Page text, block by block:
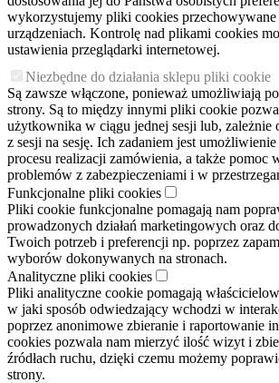
wykorzystujemy pliki cookies przechowywane
urządzeniach. Kontrolę nad plikami cookies
ustawienia przeglądarki internetowej.
Niezbędne do działania sklepu pliki cookie
Są zawsze włączone, ponieważ umożliwiają
strony. Są to między innymi pliki cookie
użytkownika w ciągu jednej sesji lub, zależnie
z sesji na sesję. Ich zadaniem jest
procesu realizacji zamówienia, a także pomoc
problemów z zabezpieczeniami i w
Funkcjonalne pliki cookies
Pliki cookie funkcjonalne pomagają nam
prowadzonych działań marketingowych oraz
Twoich potrzeb i preferencji np. poprzez
wyborów dokonywanych na stronach.
Analityczne pliki cookies
Pliki analityczne cookie pomagają
w jaki sposób odwiedzający wchodzi w
poprzez anonimowe zbieranie i raportowanie
cookies pozwala nam mierzyć ilość wizyt i
źródłach ruchu, dzięki czemu możemy
strony.